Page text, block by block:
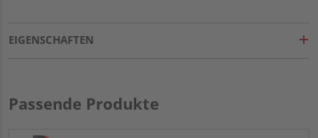
EIGENSCHAFTEN
Passende Produkte